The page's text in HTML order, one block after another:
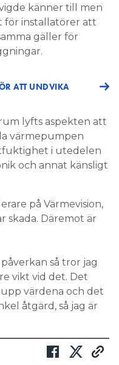
känner till men
för installatörer att
gäller för
ATT UNDVIKA
lyfts aspekten att
värmepumpen
i utedelen
och annat känsligt
på Värmevision,
Däremot är
så tror jag
vikt vid det. Det
upp värdena och det
åtgärd, så jag är